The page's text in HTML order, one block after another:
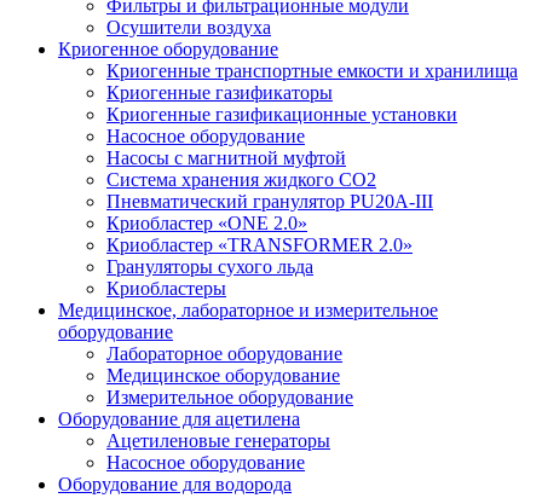
Фильтры и фильтрационные модули
Осушители воздуха
Криогенное оборудование
Криогенные транспортные емкости и хранилища
Криогенные газификаторы
Криогенные газификационные установки
Насосное оборудование
Насосы с магнитной муфтой
Система хранения жидкого CO2
Пневматический гранулятор PU20A-III
Криобластер «ONE 2.0»
Криобластер «TRANSFORMER 2.0»
Грануляторы сухого льда
Криобластеры
Медицинское, лабораторное и измерительное
оборудование
Лабораторное оборудование
Медицинское оборудование
Измерительное оборудование
Оборудование для ацетилена
Ацетиленовые генераторы
Насосное оборудование
Оборудование для водорода